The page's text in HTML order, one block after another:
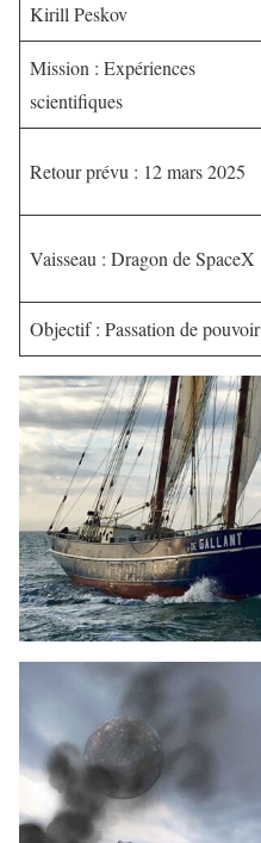
Kirill Peskov
Mission : Expériences
scientifiques
Retour prévu : 12 mars 2025
Vaisseau : Dragon de SpaceX
Objectif : Passation de pouvoir